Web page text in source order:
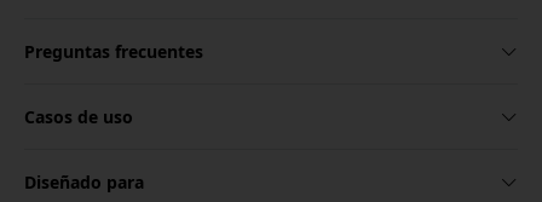
Preguntas frecuentes
Casos de uso
Diseñado para